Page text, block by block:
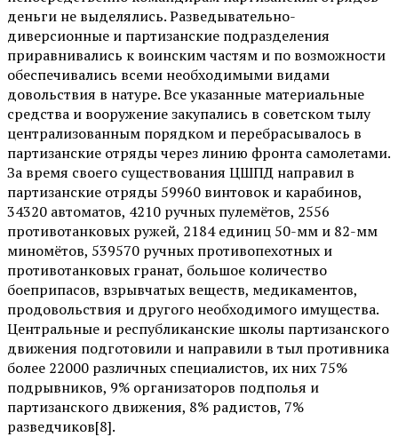
деньги не выделялись. Разведывательно-
диверсионные и партизанские подразделения
приравнивались к воинским частям и по возможности
обеспечивались всеми необходимыми видами
довольствия в натуре. Все указанные материальные
средства и вооружение закупались в советском тылу
централизованным порядком и перебрасывалось в
партизанские отряды через линию фронта самолетами.
За время своего существования ЦШПД направил в
партизанские отряды 59960 винтовок и карабинов,
34320 автоматов, 4210 ручных пулемётов, 2556
противотанковых ружей, 2184 единиц 50-мм и 82-мм
миномётов, 539570 ручных противопехотных и
противотанковых гранат, большое количество
боеприпасов, взрывчатых веществ, медикаментов,
продовольствия и другого необходимого имущества.
Центральные и республиканские школы партизанского
движения подготовили и направили в тыл противника
более 22000 различных специалистов, их них 75%
подрывников, 9% организаторов подполья и
партизанского движения, 8% радистов, 7%
разведчиков[8].